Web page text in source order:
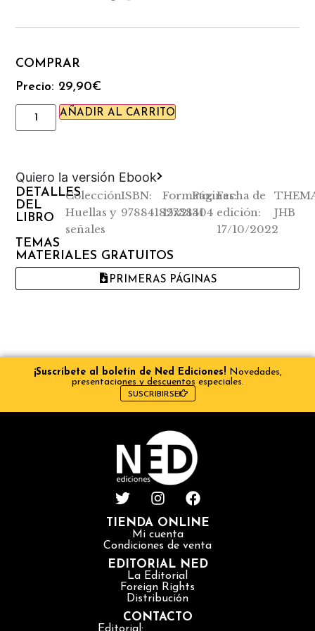
creatividad y singularización de la vida
COMPRAR
Precio: 29,90€
AÑADIR AL CARRITO
Quiero la versión Ebook
DETALLES
DEL
LIBRO
Colección:
Huellas y
señales
ISBN:
9788418273841
Formato:
15x21
Páginas:
304
Fecha de
edición:
17/10/2022
JHB
TEMAS
MATERIALES GRATUITOS
PRIMERAS PÁGINAS
¡Suscríbete al boletín de Ned Ediciones! Novedades,
presentaciones y descuentos especiales.
SUSCRIBIRSE
TIENDA ONLINE
Mi cuenta
Condiciones de venta
EDITORIAL NED
La Editorial
Foreign Rights
Distribución
CONTACTO